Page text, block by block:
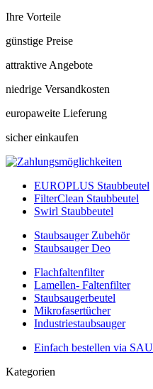
Ihre Vorteile
günstige Preise
attraktive Angebote
niedrige Versandkosten
europaweite Lieferung
sicher einkaufen
EUROPLUS Staubbeutel
FilterClean Staubbeutel
Swirl Staubbeutel
Staubsauger Zubehör
Staubsauger Deo
Flachfaltenfilter
Lamellen- Faltenfilter
Staubsaugerbeutel
Mikrofasertücher
Industriestaubsauger
Einfach bestellen via
Kategorien